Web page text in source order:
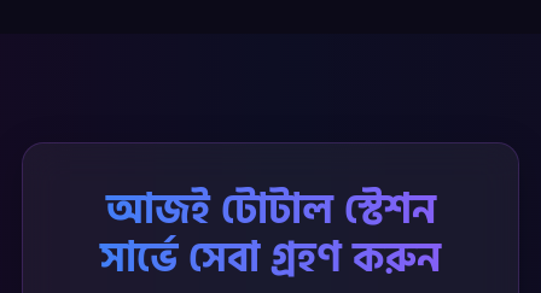
আজই টোটাল স্টেশন
সার্ভে সেবা গ্রহণ করুন